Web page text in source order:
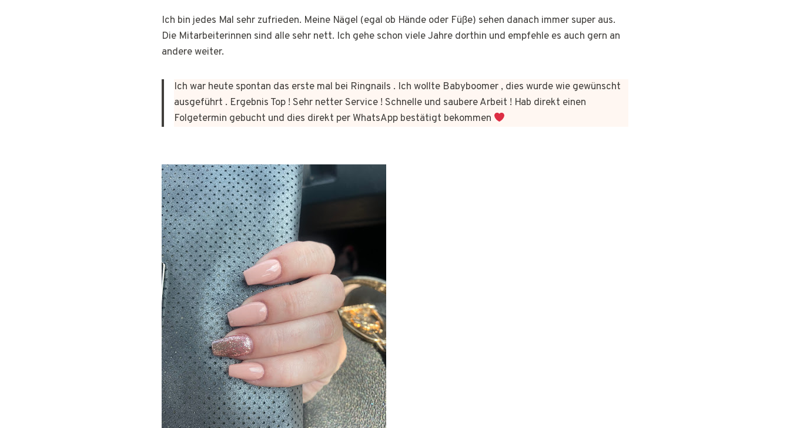
Ich bin jedes Mal sehr zufrieden. Meine Nägel (egal ob Hände oder Füße) sehen danach immer super aus.
Die Mitarbeiterinnen sind alle sehr nett. Ich gehe schon viele Jahre dorthin und empfehle es auch gern an
andere weiter.
Ich war heute spontan das erste mal bei Ringnails . Ich wollte Babyboomer , dies wurde wie gewünscht
ausgeführt . Ergebnis Top ! Sehr netter Service ! Schnelle und saubere Arbeit ! Hab direkt einen
Folgetermin gebucht und dies direkt per WhatsApp bestätigt bekommen